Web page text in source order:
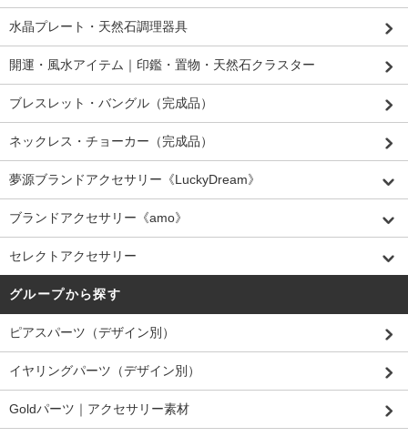
水晶プレート・天然石調理器具
開運・風水アイテム｜印鑑・置物・天然石クラスター
ブレスレット・バングル（完成品）
ネックレス・チョーカー（完成品）
夢源ブランドアクセサリー《LuckyDream》
ブランドアクセサリー《amo》
セレクトアクセサリー
グループから探す
ピアスパーツ（デザイン別）
イヤリングパーツ（デザイン別）
Goldパーツ｜アクセサリー素材